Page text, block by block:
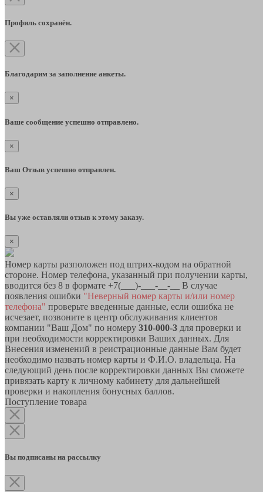
Профиль сохранён.
Благодарим за заполнение анкеты.
×
Ваше сообщение успешно отправлено.
×
Ваш Отзыв успешно отправлен.
×
Вы уже оставляли отзыв к этому заказу.
×
Номер карты разположен под штрих-кодом на обратной
стороне. Номер телефона, указанный при получении карты,
вводится без 8 в формате +7(___)-___-__-__ В случае
появления ошибки "Неверный номер карты и/или номер
телефона" проверьте введенные данные, если ошибка не
исчезает, позвоните в центр обслуживания клиентов
компании "Ваш Дом" по номеру 310-000-3 для проверки и
при необходимости корректировки Ваших данных. Для
Внесения изменений в реистрационные данные Вам будет
необходимо назвать номер карты и Ф.И.О. владельца. На
следующий день после корректировки данных Вы сможете
привязать карту к личному кабинету для дальнейшей
проверки и накопления бонусных баллов.
Поступление товара
Вы подписаны на рассылку